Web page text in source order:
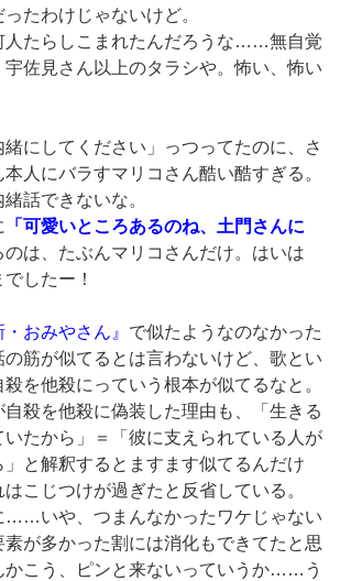
たわけじゃないけど。
人たらしこまれたんだろうな……無自覚
佐見さん以上のタラシや。怖い、怖い
にしてください」っつってたのに、さ
人にバラすマリコさん酷い酷すぎる。
話できないな。
「可愛いところあるのね、土門さんに
のは、たぶんマリコさんだけ。はいは
したー！
・おみやさん』 で似たようなのなかった
の筋が似てるとは言わないけど、歌とい
を他殺にっていう根本が似てるなと。
殺を他殺に偽装した理由も、「生きる
いたから」＝「彼に支えられている人が
と解釈するとますます似てるんだけ
こじつけが過ぎたと反省している。
……いや、つまんなかったワケじゃない
素が多かった割には消化もできてたと思
かこう、ピンと来ないっていうか……う